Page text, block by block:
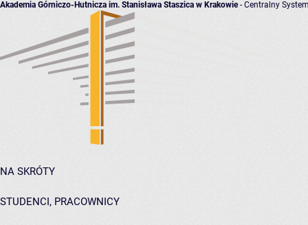
Akademia Górniczo-Hutnicza im. Stanisława Staszica w Krakowie- Centralny
NA SKRÓTY
STUDENCI, PRACOWNICY